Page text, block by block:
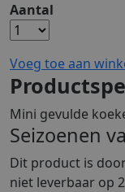
Aantal
Voeg toe aan
Mini gevulde
Seizoenen
Dit product is
niet leverbaar op